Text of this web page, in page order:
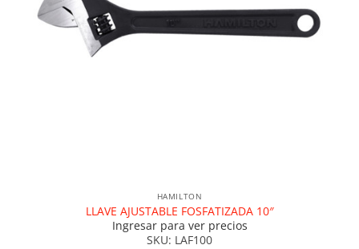
HAMILTON
LLAVE AJUSTABLE FOSFATIZADA 10″
Ingresar para ver precios
SKU: LAF100